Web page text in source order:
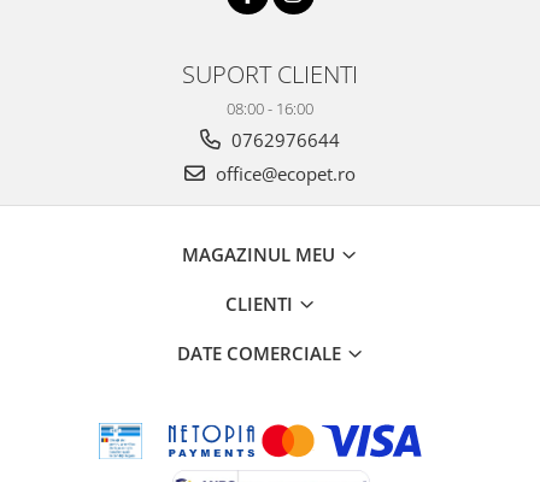
SUPORT CLIENTI
08:00 - 16:00
0762976644
office@ecopet.ro
MAGAZINUL MEU
CLIENTI
DATE COMERCIALE